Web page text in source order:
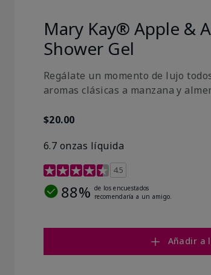
Mary Kay® Apple &
Shower Gel
Regálate un momento de lujo
aromas clásicas a manzana y
$20.00
6.7 onzas líquida
Calificación de clientes de 4,2 de 5
4.5
88% de los encuestados
recomendaría a un amigo.
Añadir a